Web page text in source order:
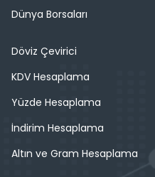
Dünya Borsaları
Döviz Çevirici
KDV Hesaplama
Yüzde Hesaplama
İndirim Hesaplama
Altın ve Gram Hesaplama